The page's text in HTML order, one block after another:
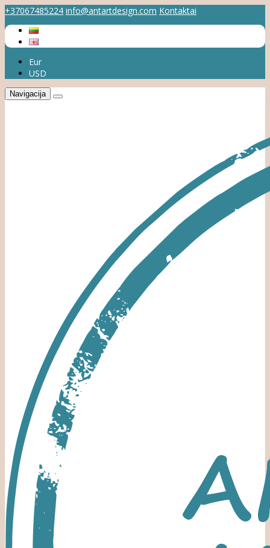
+37067485224 info@antartdesign.com Kontaktai
Eur
USD
Navigacija